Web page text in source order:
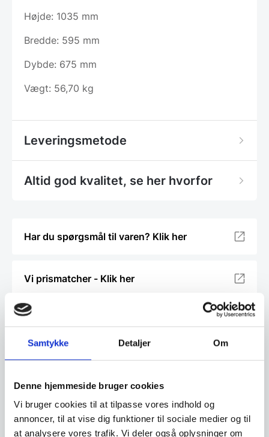
Samtykke Detaljer Om
Denne hjemmeside bruger cookies
Vi bruger cookies til at tilpasse vores indhold og
annoncer, til at vise dig funktioner til sociale medier og til
at analysere vores trafik. Vi deler også oplysninger om
Højde: 1035 mm
Bredde: 595 mm
Dybde: 675 mm
Vægt: 56,70 kg
Leveringsmetode
Altid god kvalitet, se her hvorfor
Har du spørgsmål til varen? Klik her
Vi prismatcher - Klik her
Relaterede varer
SPAR 30%